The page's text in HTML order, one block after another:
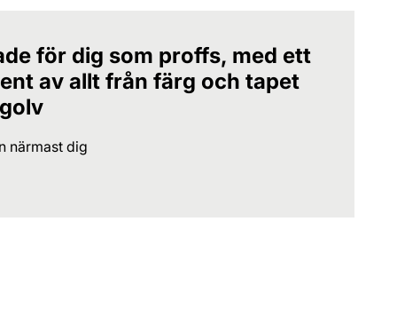
för dig som proffs, med ett
av allt från färg och tapet
närmast dig